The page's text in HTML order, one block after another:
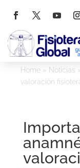
Home » Noticias
valoración